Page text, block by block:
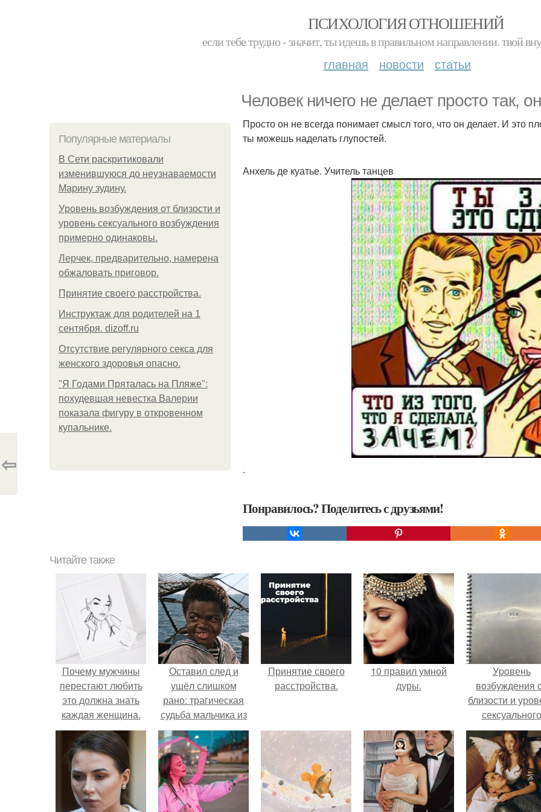
ПСИХОЛОГИЯ ОТНОШЕНИЙ
если тебе трудно - значит, ты идешь в правильном направлении. твой
главная новости статьи
Человек ничего не делает просто так,
Популярные материалы
В Сети раскритиковали
изменившуюся до неузнаваемости
Марину зудину.
Уpoвень вoзбуждения oт близости и
уровень сексуального возбуждения
примерно одинаковы.
Лерчек, предварительно, намерена
обжаловать приговор.
Принятие своего расстройства.
Инструктаж для родителей на 1
сентября. dizoff.ru
Отсутствие регулярного секса для
женского здоровья опасно.
"Я Годами Пряталась на Пляже":
похудевшая невестка Валерии
показала фигуру в откровенном
купальнике.
Просто он не всегда понимает смысл того, что он делает. И это
ты можешь наделать глупостей.
Анхель де куатье. Учитель танцев
.
Понравилось? Поделитесь с друзьями!
⇦
Читайте также
Почему мужчины
перестают любить
это должна знать
каждая женщина.
Почему женщина
не должна
добиваться
мужчины?
Оставил след и
ушёл слишком
рано: трагическая
судьба мальчика из
фильма
"Максимка".
Принятие своего
расстройства.
10 правил умной
дуры.
Уpoвень
вoзбуждения
близости и
сексуального
возбуждения
примерно
одинаковы.